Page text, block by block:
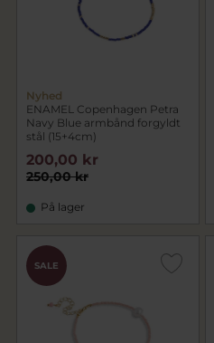
Nyhed
ENAMEL Copenhagen Petra
Navy Blue armbånd forgyldt
stål (15+4cm)
250,00 kr
200,00 kr
På lager
SALE